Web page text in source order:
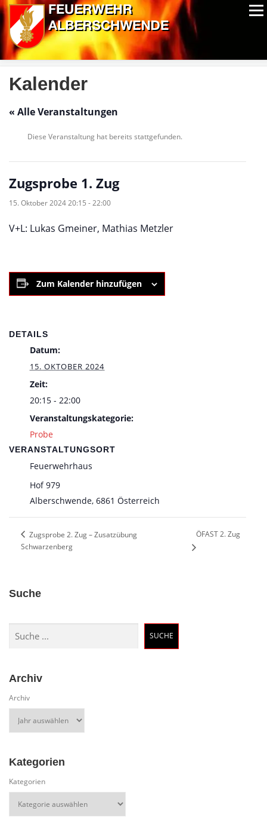
Zum
Inhalt
springen
Menü
ALPIN-NASSWETTBEWERB MITGLIEDER
Kalender
« Alle Veranstaltungen
Diese Veranstaltung hat bereits stattgefunden.
Zugsprobe 1. Zug
15. Oktober 2024 20:15 -22:00
V+L: Lukas Gmeiner, Mathias Metzler
Zum Kalender hinzufügen
DETAILS
Datum:
15. OKTOBER 2024
Zeit:
20:15 - 22:00
Veranstaltungskategorie:
Probe
VERANSTALTUNGSORT
Feuerwehrhaus
Hof 979
Alberschwende, 6861 Österreich
Zugsprobe 2. Zug – Zusatzübung
Schwarzenberg
ÖFAST 2. Zug
Suche
SUCHE
Archiv
Archiv
Kategorien
Kategorien